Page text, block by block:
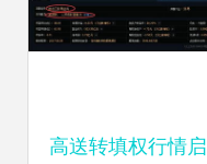
高送转填权行情启